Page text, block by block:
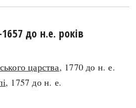
1657 до н.е. років
царства, 1770 до н. е.
, 1757 до н. е.